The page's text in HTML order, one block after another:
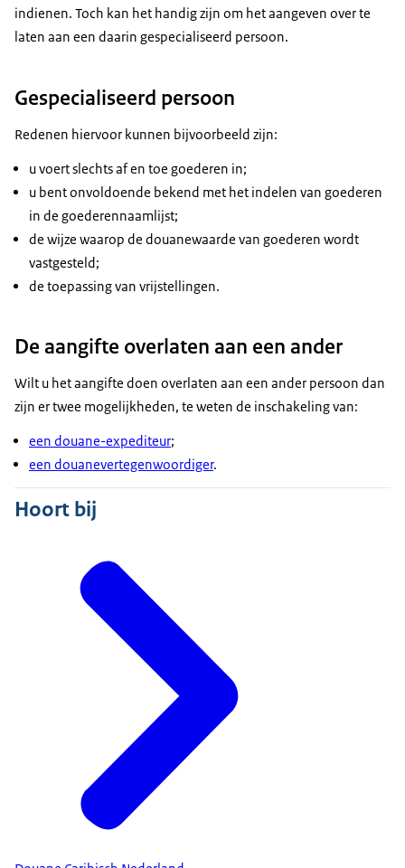
indienen. Toch kan het handig zijn om het aangeven over te
laten aan een daarin gespecialiseerd persoon.
Gespecialiseerd persoon
Redenen hiervoor kunnen bijvoorbeeld zijn:
u voert slechts af en toe goederen in;
u bent onvoldoende bekend met het indelen van goederen
in de goederennaamlijst;
de wijze waarop de douanewaarde van goederen wordt
vastgesteld;
de toepassing van vrijstellingen.
De aangifte overlaten aan een ander
Wilt u het aangifte doen overlaten aan een ander persoon dan
zijn er twee mogelijkheden, te weten de inschakeling van:
een douane-expediteur;
een douanevertegenwoordiger.
Hoort bij